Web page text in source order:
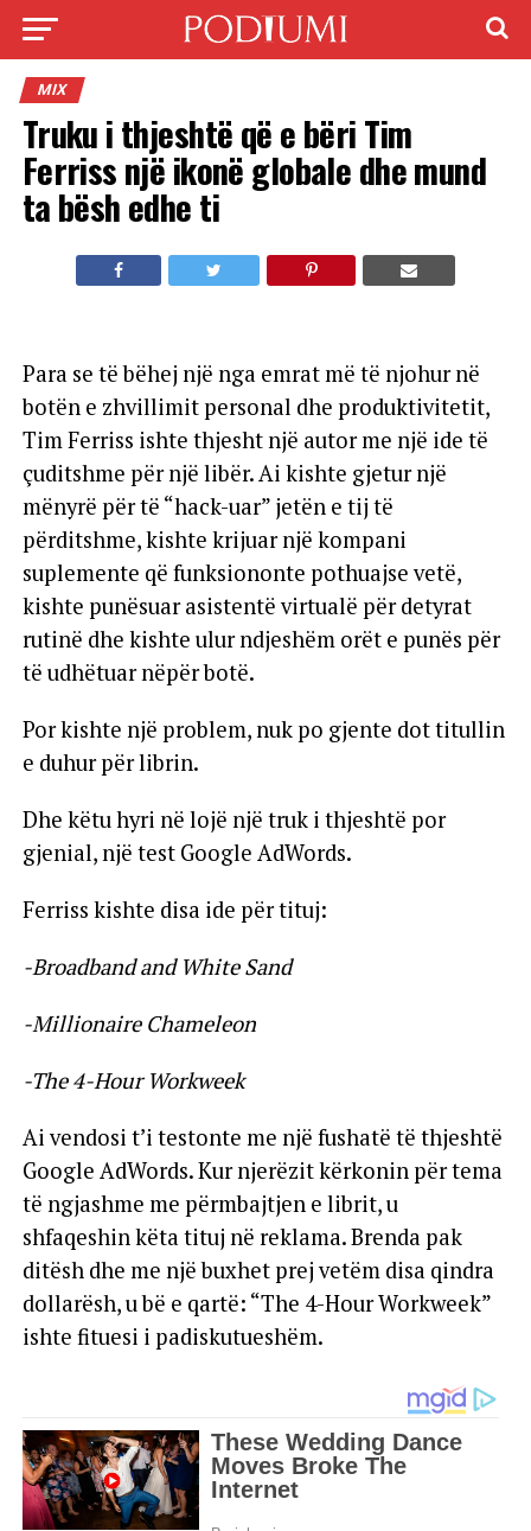
MIX
Truku i thjeshtë që e bëri Tim
Ferriss një ikonë globale dhe mund
ta bësh edhe ti
Para se të bëhej një nga emrat më të njohur në
botën e zhvillimit personal dhe produktivitetit,
Tim Ferriss ishte thjesht një autor me një ide të
çuditshme për një libër. Ai kishte gjetur një
mënyrë për të “hack-uar” jetën e tij të
përditshme, kishte krijuar një kompani
suplemente që funksiononte pothuajse vetë,
kishte punësuar asistentë virtualë për detyrat
rutinë dhe kishte ulur ndjeshëm orët e punës për
të udhëtuar nëpër botë.
Por kishte një problem, nuk po gjente dot titullin
e duhur për librin.
Dhe këtu hyri në lojë një truk i thjeshtë por
gjenial, një test Google AdWords.
Ferriss kishte disa ide për tituj:
-Broadband and White Sand
-Millionaire Chameleon
-The 4-Hour Workweek
Ai vendosi t’i testonte me një fushatë të thjeshtë
Google AdWords. Kur njerëzit kërkonin për tema
të ngjashme me përmbajtjen e librit, u
shfaqeshin këta tituj në reklama. Brenda pak
ditësh dhe me një buxhet prej vetëm disa qindra
dollarësh, u bë e qartë: “The 4-Hour Workweek”
ishte fituesi i padiskutueshëm.